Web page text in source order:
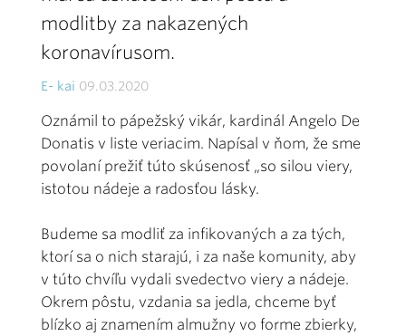
modlitby za nakazených
koronavírusom.
E- kai 09.03.2020
Oznámil to pápežský vikár, kardinál Angelo De
Donatis v liste veriacim. Napísal v ňom, že sme
povolaní prežiť túto skúsenosť „so silou viery,
istotou nádeje a radosťou lásky.
Budeme sa modliť za infikovaných a za tých,
ktorí sa o nich starajú, i za naše komunity, aby
v túto chvíľu vydali svedectvo viery a nádeje.
Okrem pôstu, vzdania sa jedla, chceme byť
blízko aj znamením almužny vo forme zbierky,